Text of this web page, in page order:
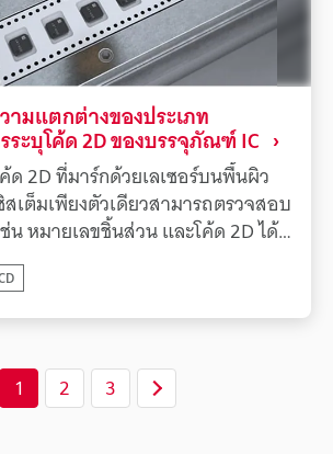
ามแตกต่างของประเภท
ะบุโค้ด 2D ของบรรจุภัณฑ์ IC
2D ที่มาร์กด้วยเลเซอร์บนพื้นผิว
เต็มเพียงตัวเดียวสามารถตรวจสอบ
น หมายเลขชิ้นส่วน และโค้ด 2D ได้
1 2 3